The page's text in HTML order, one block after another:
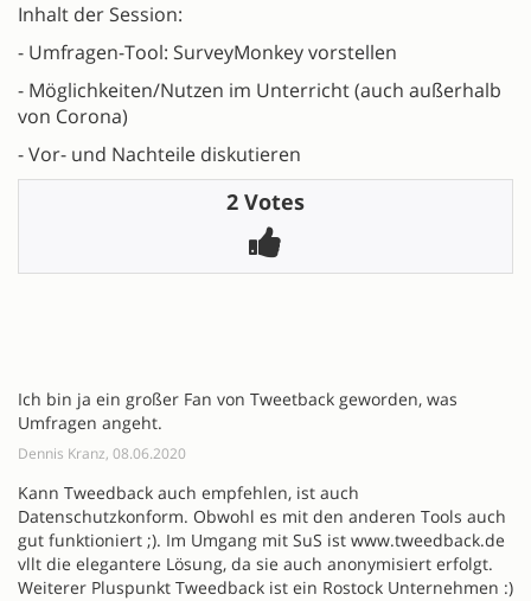
Inhalt der Session:
- Umfragen-Tool: SurveyMonkey vorstellen
- Möglichkeiten/Nutzen im Unterricht (auch außerhalb
von Corona)
- Vor- und Nachteile diskutieren
2 Votes
Ich bin ja ein großer Fan von Tweetback geworden, was
Umfragen angeht.
Dennis Kranz, 08.06.2020
Kann Tweedback auch empfehlen, ist auch
Datenschutzkonform. Obwohl es mit den anderen Tools auch
gut funktioniert ;). Im Umgang mit SuS ist www.tweedback.de
vllt die elegantere Lösung, da sie auch anonymisiert erfolgt.
Weiterer Pluspunkt Tweedback ist ein Rostock Unternehmen :)